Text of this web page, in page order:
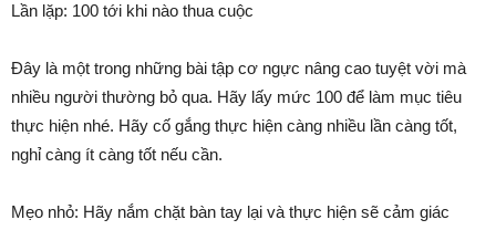
Lần lặp: 100 tới khi nào thua cuộc
Đây là một trong những bài tập cơ ngực nâng cao tuyệt vời mà
nhiều người thường bỏ qua. Hãy lấy mức 100 để làm mục tiêu
thực hiện nhé. Hãy cố gắng thực hiện càng nhiều lần càng tốt,
nghỉ càng ít càng tốt nếu cần.
Mẹo nhỏ: Hãy nắm chặt bàn tay lại và thực hiện sẽ cảm giác